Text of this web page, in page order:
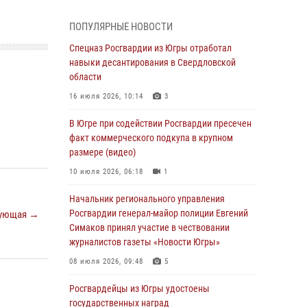
→
подразделений Росгвардии с
профессиональным праздником
07 августа 2026, 06:02
Делегация МВД Республики Беларусь
работы Росгвардии в Москве (видео)
06 августа 2026, 11:29 5 1
06 августа 2026, 11:28
Офицеры Росгвардии и ветераны войск
правопорядка почтили память генерала
армии Ивана Кирилловича Яковлева
В Югре при силовой поддержке ОМОН
ПОПУЛЯРНЫЕ НОВОСТИ
Спецназ Росгвардии из Югры отработал
навыки десантирования в Свердловской
области
16 июля 2026, 10:14 3
В Югре при содействии Росгвардии пресечен
факт коммерческого подкупа в крупном
размере (видео)
10 июля 2026, 06:18 1
Начальник регионального управления
Росгвардии генерал-майор полиции Евгений
Симаков принял участие в чествовании
журналистов газеты «Новости Югры»
08 июля 2026, 09:48 5
Росгвардейцы из Югры удостоены
государственных наград